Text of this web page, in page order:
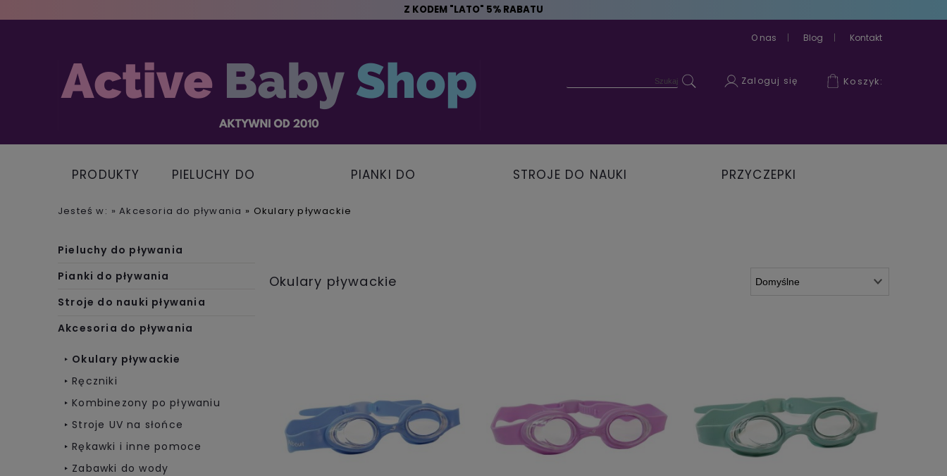
Z KODEM "LATO" 5% RABATU
O nas Blog Kontakt
Koszyk:
Zaloguj się
PRODUKTY
PIELUCHY DO
PIANKI DO
STROJE DO NAUKI
PRZYCZEPKI
Jesteś w: » Akcesoria do pływania » Okulary pływackie
Pieluchy do pływania
Pianki do pływania
Stroje do nauki pływania
Akcesoria do pływania
Okulary pływackie
Ręczniki
Kombinezony po pływaniu
Stroje UV na słońce
Rękawki i inne pomoce
Zabawki do wody
Okulary pływackie